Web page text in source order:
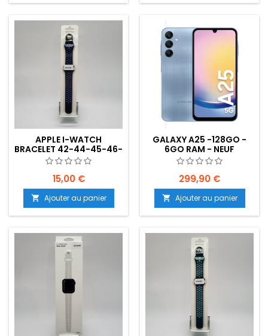
APPLE I-WATCH
BRACELET 42-44-45-46-
49MM- NOIR-
BLEU(BICOLORE) -
EMPLACEMENT: Z02-B25-
E04
15,00 €
 Ajouter au panier
GALAXY A25 -128GO -
6GO RAM - NEUF
299,90 €
 Ajouter au panier